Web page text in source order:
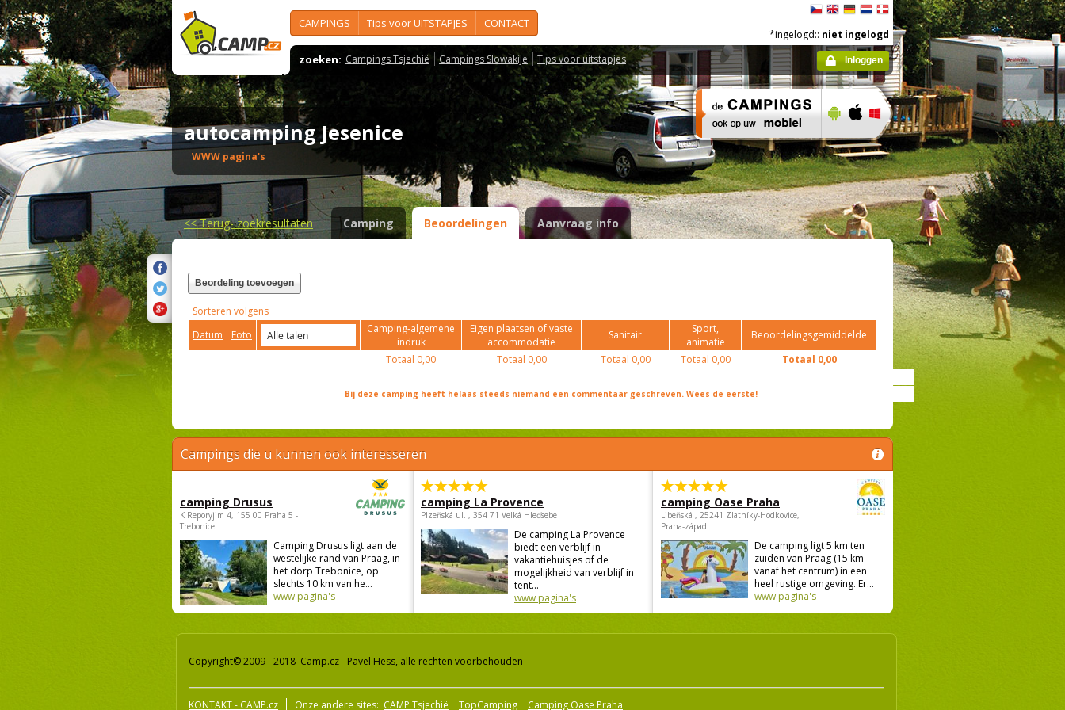
CAMPINGS Tips voor UITSTAPJES CONTACT
zoeken: Campings Tsjechië Campings Slowakije Tips voor uitstapjes
*ingelogd:: niet ingelogd
Inloggen
autocamping Jesenice
WWW pagina's
<<Terug- zoekresultaten Camping Beoordelingen Aanvraag info
Beordeling toevoegen
Sorteren volgens
Datum
Foto
Camping-algemene
indruk
Eigen plaatsen of vaste
accommodatie
Sanitair
Sport,
animatie
Beoordelingsgemiddelde
Totaal 0,00 Totaal 0,00 Totaal 0,00 Totaal 0,00 Totaal 0,00
Bij deze camping heeft helaas steeds niemand een commentaar geschreven. Wees de eerste!
Campings die u kunnen ook interesseren
camping Drusus
K Reporyjim 4, 155 00 Praha 5 -
Trebonice
Camping Drusus ligt aan de
westelijke rand van Praag, in
het dorp Trebonice, op
slechts 10 km van he...
www pagina's
camping La Provence
Plzeňská ul. , 354 71 Velká Hleďsebe
De camping La Provence
biedt een verblijf in
vakantiehuisjes of de
mogelijkheid van verblijf in
tent...
www pagina's
camping Oase Praha
Libeňská , 25241 Zlatníky-Hodkovice,
Praha-západ
De camping ligt 5 km ten
zuiden van Praag (15 km
vanaf het centrum) in een
heel rustige omgeving. Er...
www pagina's
Copyright© 2009 - 2018 Camp.cz - Pavel Hess, alle rechten voorbehouden
KONTAKT - CAMP.cz Onze andere sites: CAMP Tsjechië TopCamping Camping Oase Praha